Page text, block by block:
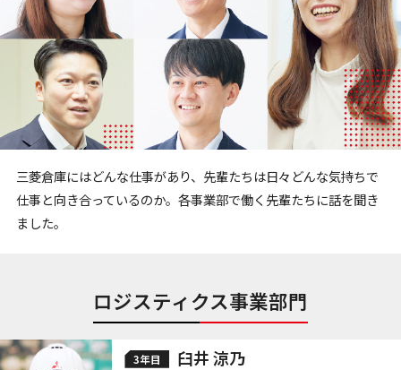
三菱倉庫にはどんな仕事があり、 先輩たちは日々どんな気持ちで
仕事と向き合っているのか。 各事業部で働く先輩たちに話を聞き
ました。
ロジスティクス事業部門
3年目 臼井 涼乃